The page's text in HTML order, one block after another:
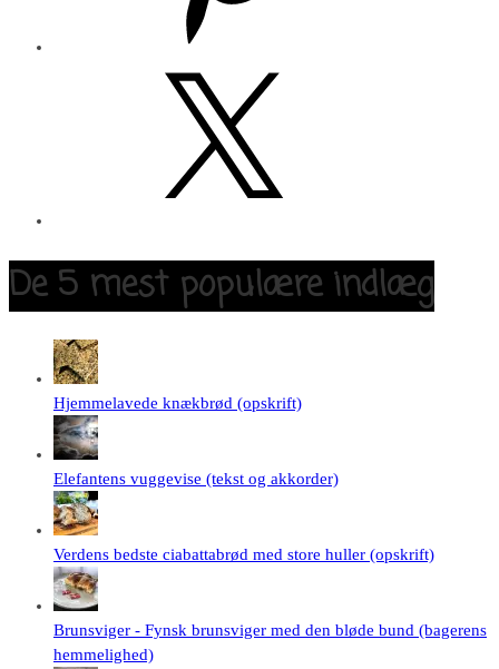
De 5 mest populære indlæg
Hjemmelavede knækbrød (opskrift)
Elefantens vuggevise (tekst og akkorder)
Verdens bedste ciabattabrød med store huller (opskrift)
Brunsviger - Fynsk brunsviger med den bløde bund (bagerens
hemmelighed)